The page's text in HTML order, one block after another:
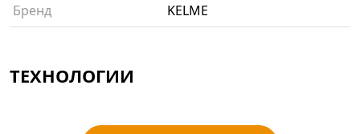
Бренд
KELME
ТЕХНОЛОГИИ